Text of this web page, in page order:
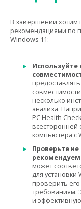
В завершении хотим
рекомендациями по
Windows 11:
Используйте
несколько
анализа.
PC Health
всесторонней
компьютера с
Проверьте
может
для установки
проверить
требованиям.
и